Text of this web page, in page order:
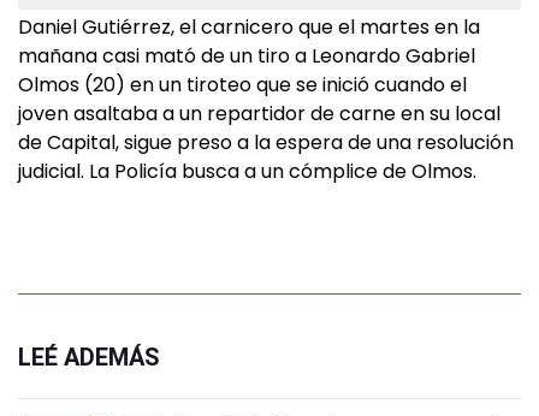
Daniel Gutiérrez, el carnicero que el martes en la
mañana casi mató de un tiro a Leonardo Gabriel
Olmos (20) en un tiroteo que se inició cuando el
joven asaltaba a un repartidor de carne en su local
de Capital, sigue preso a la espera de una resolución
judicial. La Policía busca a un cómplice de Olmos.
LEÉ ADEMÁS